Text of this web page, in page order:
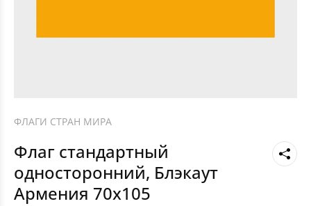
ФЛАГИ СТРАН МИРА
Флаг стандартный
односторонний, Блэкаут
Армения 70х105